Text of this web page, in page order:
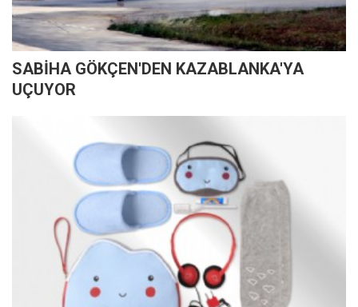
SABİHA GÖKÇEN'DEN KAZABLANKA'YA
UÇUYOR